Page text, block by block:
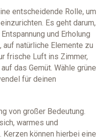
entscheidende Rolle, um
Es geht darum,
und Erholung
natürliche Elemente zu
frische Luft ins Zimmer,
das Gemüt. Wähle grüne
für deinen
von großer Bedeutung.
warmes und
können hierbei eine